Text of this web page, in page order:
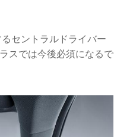
セントラルドライバー
スでは今後必須になるで